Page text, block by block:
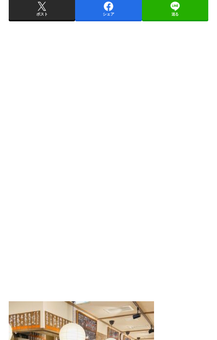
ポスト シェア 送る